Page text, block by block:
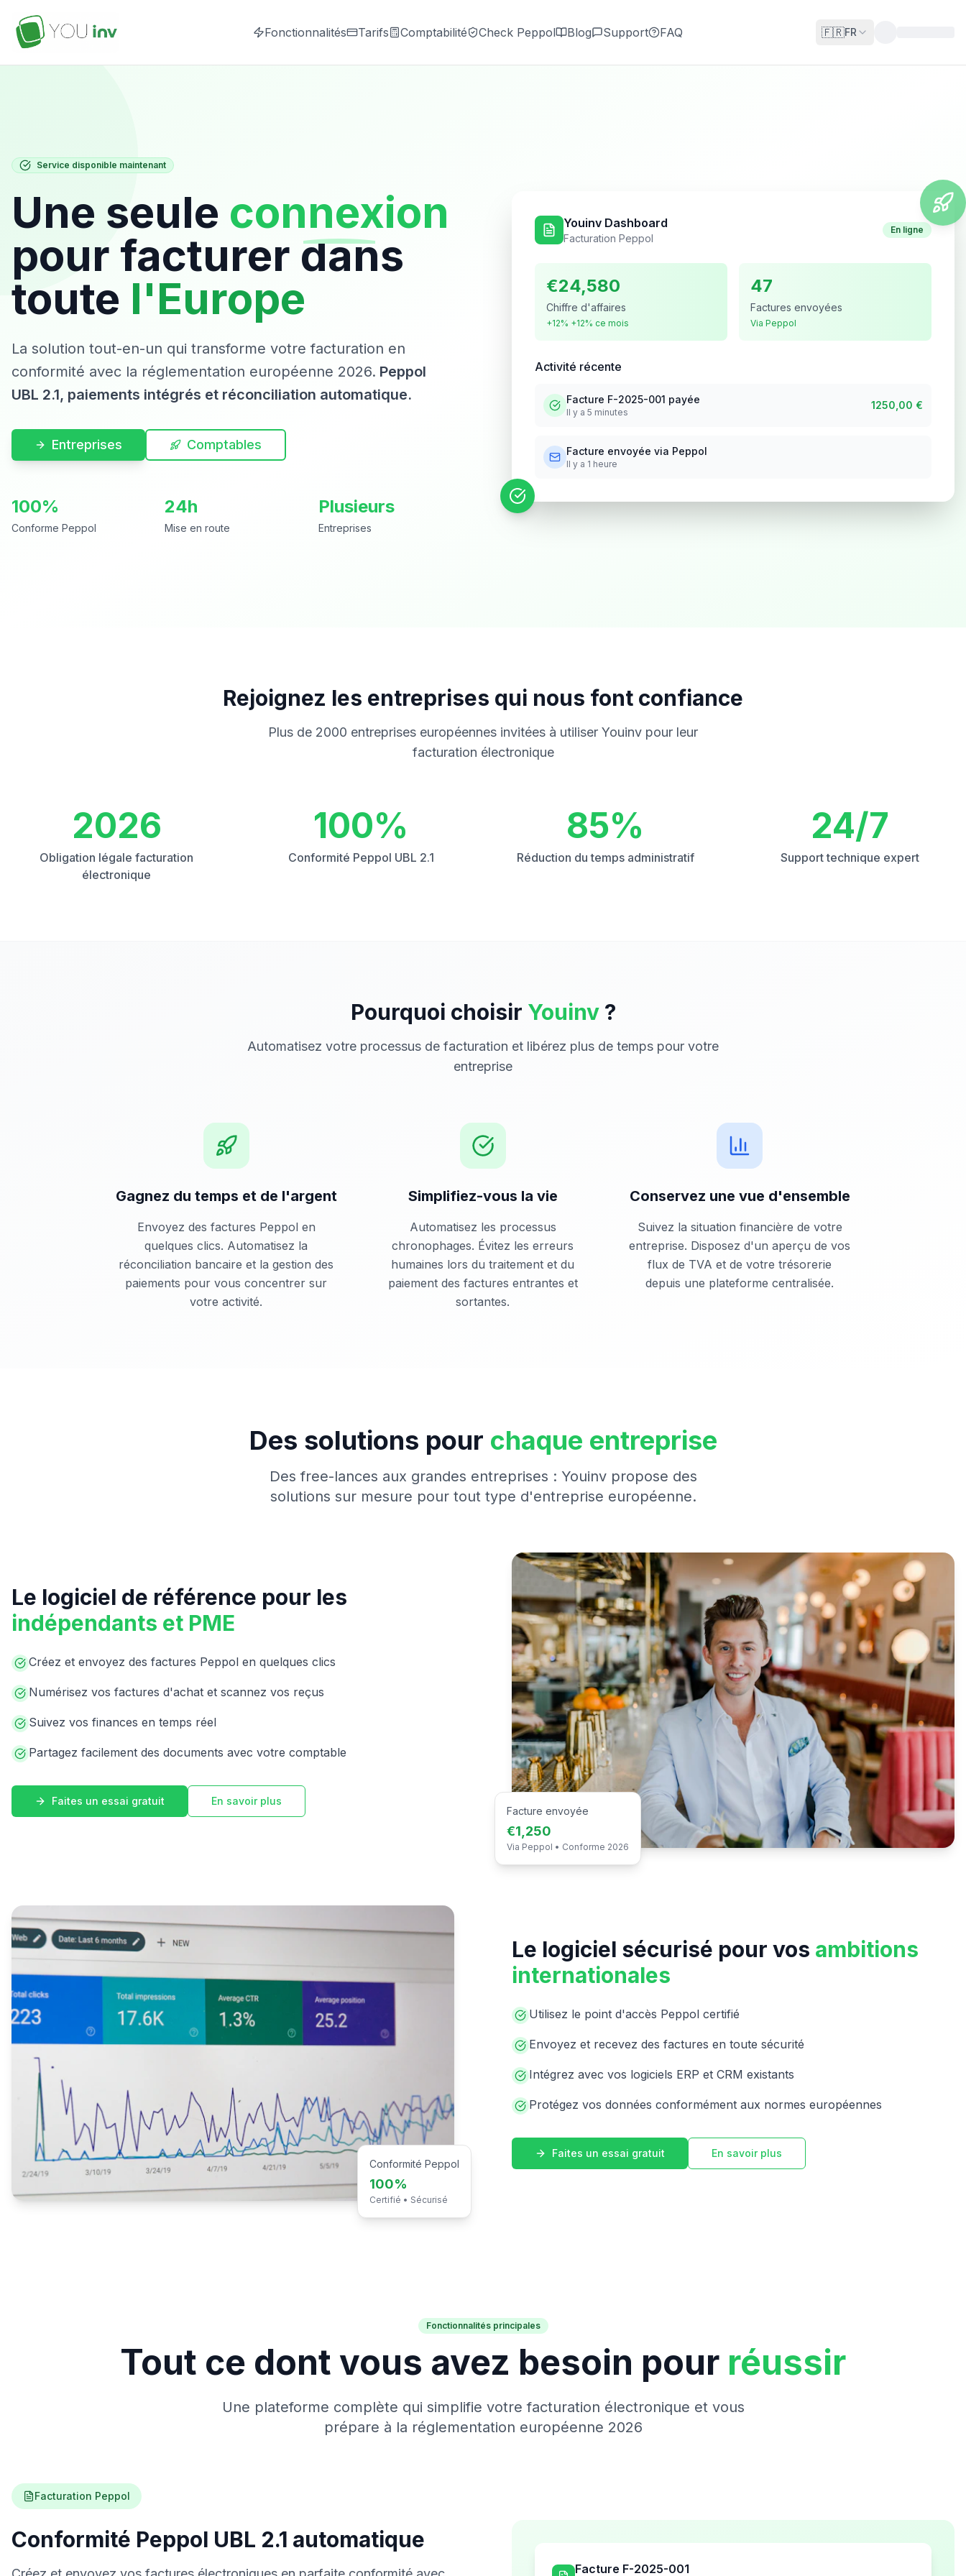
Fonctionnalités Tarifs Comptabilité Check Peppol Blog Support FAQ 🇫🇷FR
Service disponible maintenant
Une seule connexion
pour facturer dans
toute l'Europe
La solution tout-en-un qui transforme votre facturation en
conformité avec la réglementation européenne 2026. Peppol
UBL 2.1, paiements intégrés et réconciliation automatique.
Entreprises Comptables
100%
Conforme Peppol
24h
Mise en route
Plusieurs
Entreprises
Youinv Dashboard
Facturation Peppol
En ligne
€24,580
Chiffre d'affaires
+12% +12% ce mois
47
Factures envoyées
Via Peppol
Activité récente
Facture F-2025-001 payée
Il y a 5 minutes
1250,00 €
Facture envoyée via Peppol
Il y a 1 heure
Rejoignez les entreprises qui nous font confiance
Plus de 2000 entreprises européennes invitées à utiliser Youinv pour leur
facturation électronique
2026
Obligation légale facturation
électronique
100%
Conformité Peppol UBL 2.1
85%
Réduction du temps administratif
24/7
Support technique expert
Pourquoi choisir Youinv ?
Automatisez votre processus de facturation et libérez plus de temps pour votre
entreprise
Gagnez du temps et de l'argent
Envoyez des factures Peppol en
quelques clics. Automatisez la
réconciliation bancaire et la gestion des
paiements pour vous concentrer sur
votre activité.
Simplifiez-vous la vie
Automatisez les processus
chronophages. Évitez les erreurs
humaines lors du traitement et du
paiement des factures entrantes et
sortantes.
Conservez une vue d'ensemble
Suivez la situation financière de votre
entreprise. Disposez d'un aperçu de vos
flux de TVA et de votre trésorerie
depuis une plateforme centralisée.
Des solutions pour chaque entreprise
Des free-lances aux grandes entreprises : Youinv propose des
solutions sur mesure pour tout type d'entreprise européenne.
Le logiciel de référence pour les
indépendants et PME
Créez et envoyez des factures Peppol en quelques clics
Numérisez vos factures d'achat et scannez vos reçus
Suivez vos finances en temps réel
Partagez facilement des documents avec votre comptable
Faites un essai gratuit
En savoir plus
Facture envoyée
€1,250
Via Peppol • Conforme 2026
Le logiciel sécurisé pour vos ambitions
internationales
Utilisez le point d'accès Peppol certifié
Envoyez et recevez des factures en toute sécurité
Intégrez avec vos logiciels ERP et CRM existants
Protégez vos données conformément aux normes européennes
Faites un essai gratuit
En savoir plus
Conformité Peppol
100%
Certifié • Sécurisé
Fonctionnalités principales
Tout ce dont vous avez besoin pour réussir
Une plateforme complète qui simplifie votre facturation électronique et vous
prépare à la réglementation européenne 2026
Facturation Peppol
Conformité Peppol UBL 2.1 automatique
Facture F-2025-001